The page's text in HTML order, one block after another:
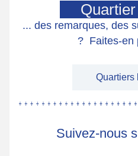
Quartier
... des remarques, des
?  Faites-
Quartiers
Suivez-nous